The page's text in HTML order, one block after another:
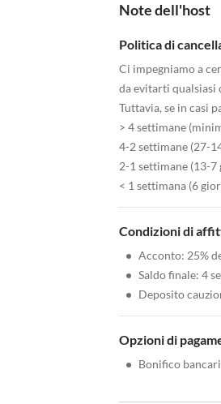
Note dell'host
Politica di
Ci impegniamo a
da evitarti qualsiasi
Tuttavia, se in casi
> 4 settimane
4-2 settimane (27-
2-1 settimane (13-
< 1 settimana (6
Condizioni di
• Acconto: 25%
• Saldo finale: 4
• Deposito
Opzioni di
• Bonifico